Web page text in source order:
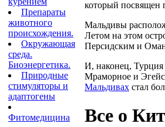
Препараты
животного
происхождения.
Окружающая
среда.
Биоэнергетика.
Природные
стимуляторы и
адаптогены
Фитомедицина
который посвящен
Мальдивы
Летом на этом
Персидским и
И, наконец, Турция
Мраморное и
Мальдивах стал
Все о